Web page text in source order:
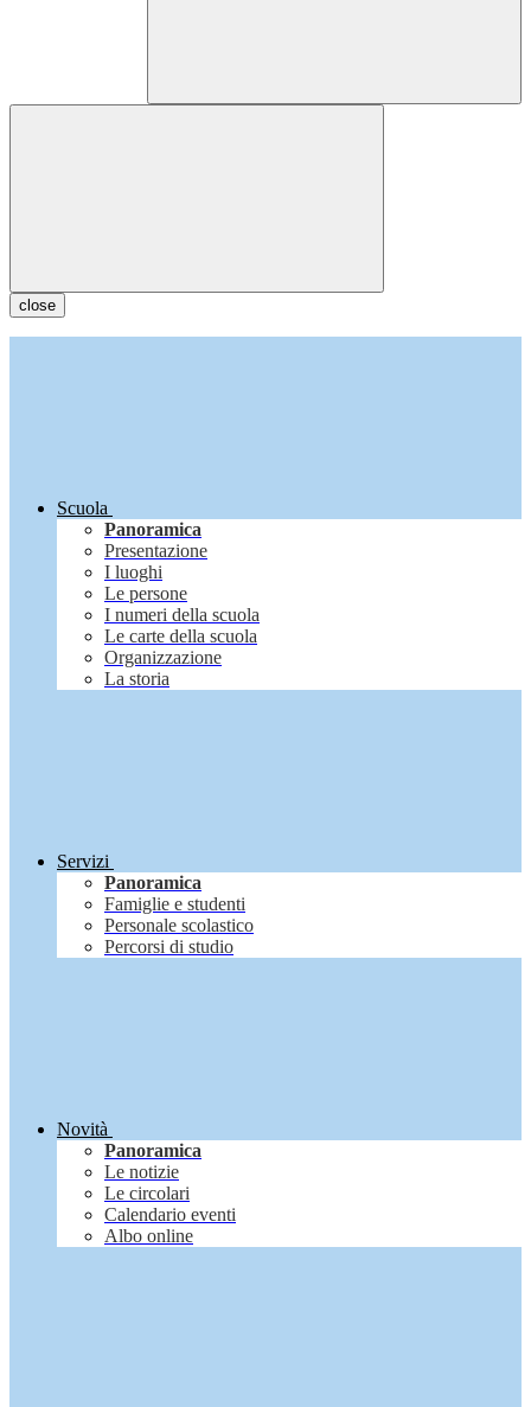
close
Scuola
Panoramica
Presentazione
I luoghi
Le persone
I numeri della scuola
Le carte della scuola
Organizzazione
La storia
Servizi
Panoramica
Famiglie e studenti
Personale scolastico
Percorsi di studio
Novità
Panoramica
Le notizie
Le circolari
Calendario eventi
Albo online